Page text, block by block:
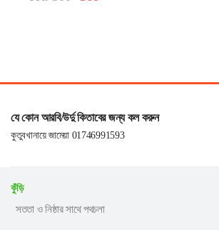
যে কোন আরবি/উর্দু কিতাবের জন্য কল করুন
কুতুবখানায়ে জামেয়া 01746991593
কুঁড়ি
সততা ও নিষ্ঠার সাথে পথচলা